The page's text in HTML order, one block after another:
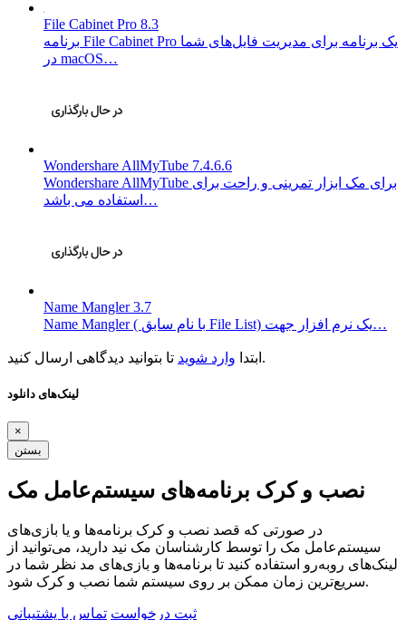
File Cabinet Pro 8.3
برنامه File Cabinet Pro یک برنامه برای مدیریت فایل‌های شما
در macOS…
Wondershare AllMyTube 7.4.6.6
Wondershare AllMyTube برای مک ابزار تمرینی و راحت برای
استفاده می باشد…
Name Mangler 3.7
Name Mangler ( با نام سابق File List) یک نرم افزار جهت…
ابتدا وارد شوید تا بتوانید دیدگاهی ارسال کنید.
لینک‌های دانلود
×
بستن
نصب و کرک برنامه‌های سیستم‌عامل مک
در صورتی که قصد نصب و کرک برنامه‌ها و یا بازی‌های
سیستم‌عامل مک را توسط کارشناسان مک نید دارید، می‌توانید از
لینک‌های رو‌به‌رو استفاده کنید تا برنامه‌ها و بازی‌های مد نظر شما در
سریع‌ترین زمان ممکن بر روی سیستم شما نصب و کرک شود.
ثبت درخواست تماس با پشتیبانی